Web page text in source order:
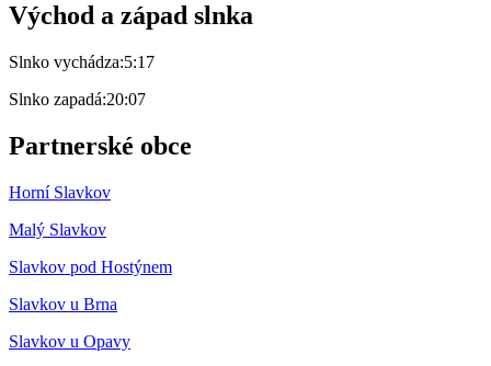
Východ a západ slnka
Slnko vychádza:5:17
Slnko zapadá:20:07
Partnerské obce
Horní Slavkov
Malý Slavkov
Slavkov pod Hostýnem
Slavkov u Brna
Slavkov u Opavy